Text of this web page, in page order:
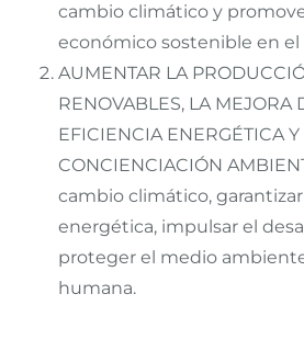
cambio climático y
económico sostenible en el
AUMENTAR LA
RENOVABLES, LA MEJORA
EFICIENCIA ENERGÉTICA Y
CONCIENCIACIÓN
cambio climático,
energética, impulsar el
proteger el medio
humana.